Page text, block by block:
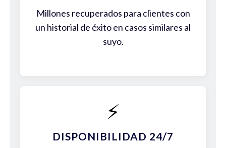
Millones recuperados para clientes con
un historial de éxito en casos similares al
suyo.
⚡
DISPONIBILIDAD 24/7